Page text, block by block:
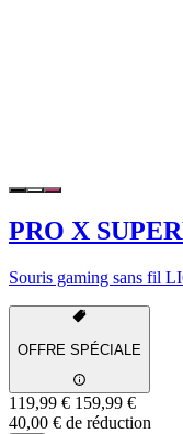
PRO X
Souris gaming sans fil
OFFRE SPÉCIALE
119,99 € 159,99 €
40,00 € de réduction